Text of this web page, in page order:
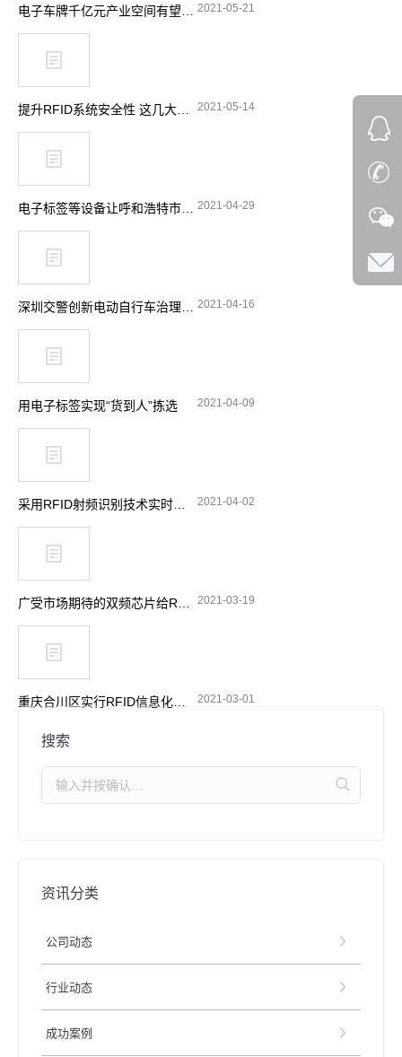
2021-05-21
2021-05-14
2021-04-29
2021-04-16
用电子标签实现“货到人”拣选 2021-04-09
2021-04-02
2021-03-19
2021-03-01
搜索
资讯分类
公司动态
行业动态
成功案例